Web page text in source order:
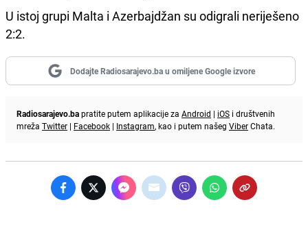
U istoj grupi Malta i Azerbajdžan su odigrali neriješeno
2:2.
Dodajte Radiosarajevo.ba u omiljene Google izvore
Radiosarajevo.bapratite putem aplikacije za Android | iOS i društvenih
mreža Twitter | Facebook | Instagram, kao i putem našeg ViberChata.